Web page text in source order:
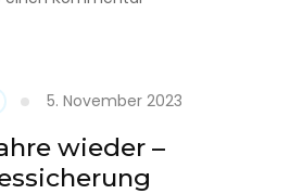
5. November 2023
wieder –